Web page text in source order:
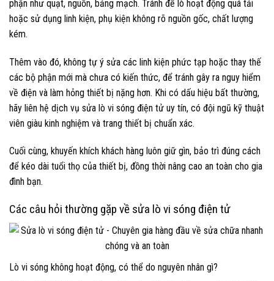
phận như quạt, nguồn, bảng mạch. Tránh để lò hoạt động quá tải
hoặc sử dụng linh kiện, phụ kiện không rõ nguồn gốc, chất lượng
kém.
Thêm vào đó, không tự ý sửa các linh kiện phức tạp hoặc thay thế
các bộ phận mới mà chưa có kiến thức, để tránh gây ra nguy hiểm
về điện và làm hỏng thiết bị nặng hơn. Khi có dấu hiệu bất thường,
hãy liên hệ dịch vụ sửa lò vi sóng điện tử uy tín, có đội ngũ kỹ thuật
viên giàu kinh nghiệm và trang thiết bị chuẩn xác.
Cuối cùng, khuyến khích khách hàng luôn giữ gìn, bảo trì đúng cách
để kéo dài tuổi thọ của thiết bị, đồng thời nâng cao an toàn cho gia
đình bạn.
Các câu hỏi thường gặp về sửa lò vi sóng điện tử
Lò vi sóng không hoạt động, có thể do nguyên nhân gì?